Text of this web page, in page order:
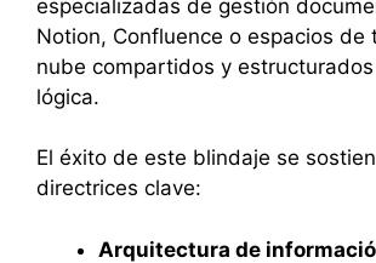
especializadas de gestión
Notion, Confluence o espacios de
nube compartidos y
lógica.
El éxito de este blindaje se
directrices clave:
Arquitectura de